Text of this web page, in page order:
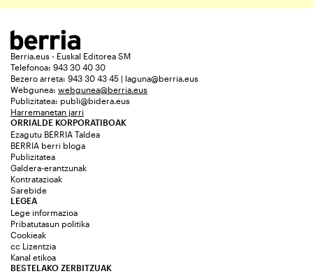
Berria.eus - Euskal Editorea SM
Telefonoa: 943 30 40 30
Bezero arreta: 943 30 43 45 | laguna@berria.eus
Webgunea: webgunea@berria.eus
Publizitatea: publi@bidera.eus
Harremanetan jarri
ORRIALDE KORPORATIBOAK
Ezagutu BERRIA Taldea
BERRIA berri bloga
Publizitatea
Galdera-erantzunak
Kontratazioak
Sarebide
LEGEA
Lege informazioa
Pribatutasun politika
Cookieak
cc Lizentzia
Kanal etikoa
BESTELAKO ZERBITZUAK